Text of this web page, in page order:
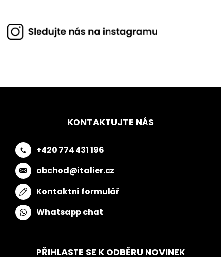
KONTAKTUJTE NÁS
+420 774 431 196
obchod@italier.cz
Kontaktní formulář
Whatsapp chat
PŘIHLASTE SE K ODBĚRU NOVINEK